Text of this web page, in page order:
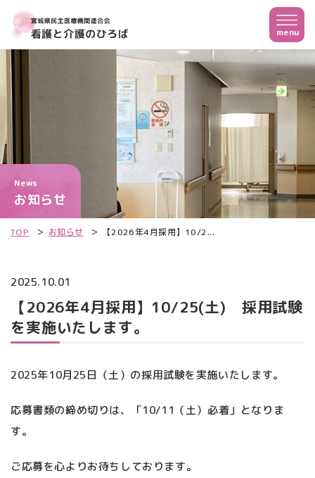
News
お知らせ
TOP お知らせ 【2026年4月採用】10/2...
2025.10.01
【2026年4月採用】10/25(土) 採用試験
を実施いたします。
2025年10月25日（土）の採用試験を実施いたします。
応募書類の締め切りは、「10/11（土）必着」となりま
す。
ご応募を心よりお待ちしております。